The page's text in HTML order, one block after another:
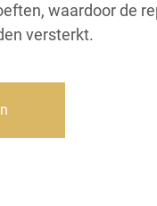
waardoor de
versterkt.